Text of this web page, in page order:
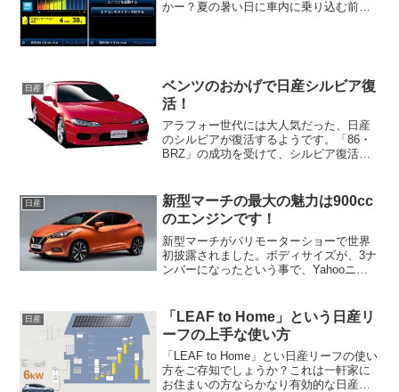
かー？夏の暑い日に車内に乗り込む前に
日産
ベンツのおかげで日産シルビア復
活！
アラフォー世代には大人気だった、日産
のシルビアが復活するようです。「86・
BRZ」の成功を受けて、シルビア復活を
活の影にベンツの力が大きく関わってい
るようです。シルビア...
日産
新型マーチの最大の魅力は900cc
のエンジンです！
新型マーチがパリモーターショーで世界
初披露されました。ボディサイズが、3ナ
ンバーになったという事で、Yahooニュ
の一回りくらい大きなサイズになりそう
です。スタイリング...
日産
「LEAF to Home」という日産リ
ーフの上手な使い方
「LEAF to Home」とい日産リーフの使い
方をご存知でしょうか？これは一軒家に
お住まいの方ならかなり有効的な日産リ